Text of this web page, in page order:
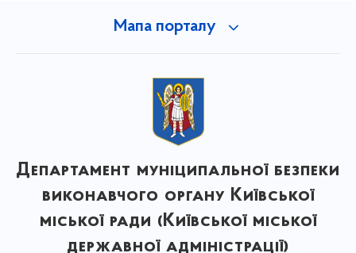
Мапа порталу
Департамент муніципальної безпеки
виконавчого органу Київської
міської ради (Київської міської
державної адміністрації)